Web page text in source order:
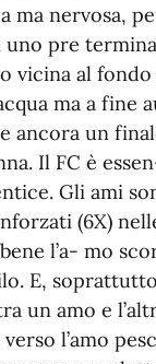
ma nervosa,
pre
vicina al
ma a fine
ancora un
Il FC è
Gli ami
(6X)
l’a- mo
E,
un amo e
l’amo